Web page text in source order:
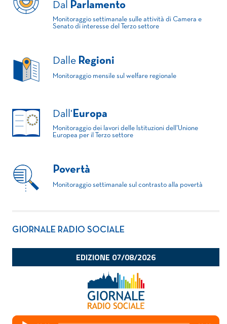
Dal Parlamento
Monitoraggio settimanale sulle attività di Camera e
Senato di interesse del Terzo settore
Dalle Regioni
Monitoraggio mensile sul welfare regionale
Dall' Europa
Monitoraggio dei lavori delle Istituzioni dell'Unione
Europea per il Terzo settore
Povertà
Monitoraggio settimanale sul contrasto alla povertà
GIORNALE RADIO SOCIALE